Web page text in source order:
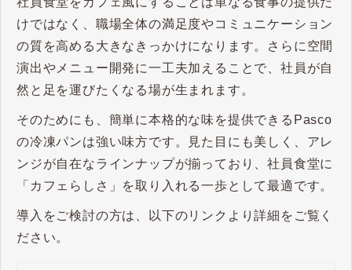
けではなく、職場全体の満足度やコミュニケーション
の質を高める大きなきっかけになります。さらに空間
演出やメニュー開発に一工夫加えることで、社員が自
然と足を運びたくなる場が生まれます。
そのためにも、簡単に本格的な味を提供できるPasco
の冷凍パンは強い味方です。見た目にも美しく、アレ
ンジが自在なラインナップが揃っており、社員食堂に
「カフェらしさ」を取り入れる一歩として最適です。
導入をご検討の方は、以下のリンクより詳細をご覧く
ださい。